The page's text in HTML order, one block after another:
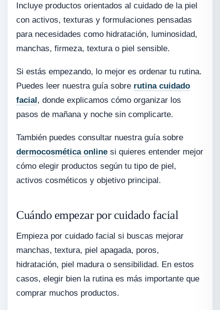
Incluye productos orientados al cuidado de la piel
con activos, texturas y formulaciones pensadas
para necesidades como hidratación, luminosidad,
manchas, firmeza, textura o piel sensible.
Si estás empezando, lo mejor es ordenar tu rutina.
Puedes leer nuestra guía sobre rutina cuidado
facial, donde explicamos cómo organizar los
pasos de mañana y noche sin complicarte.
También puedes consultar nuestra guía sobre
dermocosmética online si quieres entender mejor
cómo elegir productos según tu tipo de piel,
activos cosméticos y objetivo principal.
Cuándo empezar por cuidado facial
Empieza por cuidado facial si buscas mejorar
manchas, textura, piel apagada, poros,
hidratación, piel madura o sensibilidad. En estos
casos, elegir bien la rutina es más importante que
comprar muchos productos.